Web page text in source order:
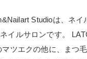
Studioは、ネ
イルサロンです。
ツエクの他に、ま